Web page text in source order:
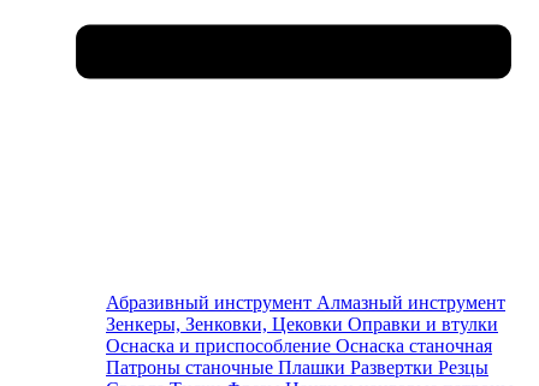
Абразивный инструмент Алмазный инструмент
Зенкеры, Зенковки, Цековки Оправки и втулки
Оснаска и приспособление Оснаска станочная
Патроны станочные Плашки Развертки Резцы